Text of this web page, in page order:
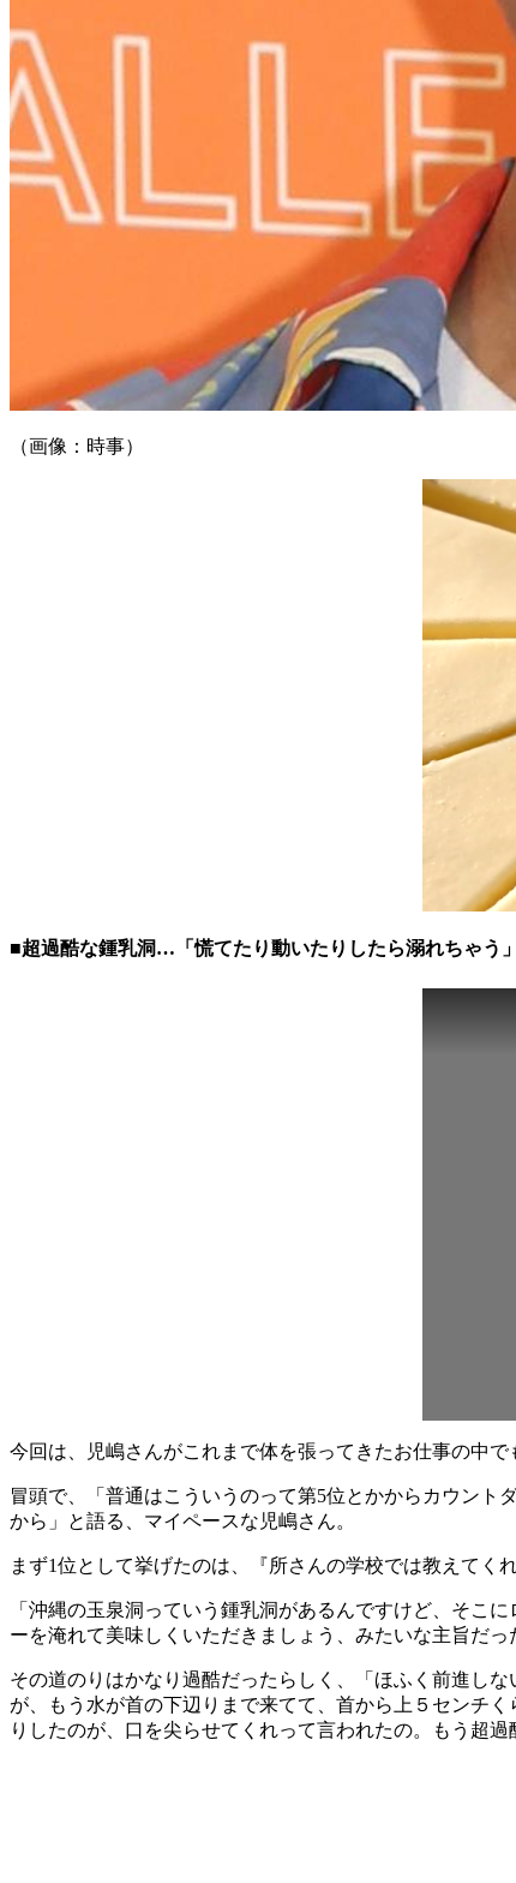
（画像：時事）
■超過酷な鍾乳洞…「慌てたり動いたりしたら溺れちゃう」
今回は、児嶋さんがこれまで体を張ってきたお仕事の中
冒頭で、「普通はこういうのって第5位とかからカウント
から」と語る、マイペースな児嶋さん。
まず1位として挙げたのは、『所さんの学校では教えてく
「沖縄の玉泉洞っていう鍾乳洞があるんですけど、そこ
ーを淹れて美味しくいただきましょう、みたいな主旨だっ
その道のりはかなり過酷だったらしく、「ほふく前進し
が、もう水が首の下辺りまで来てて、首から上５センチ
りしたのが、口を尖らせてくれって言われたの。もう超